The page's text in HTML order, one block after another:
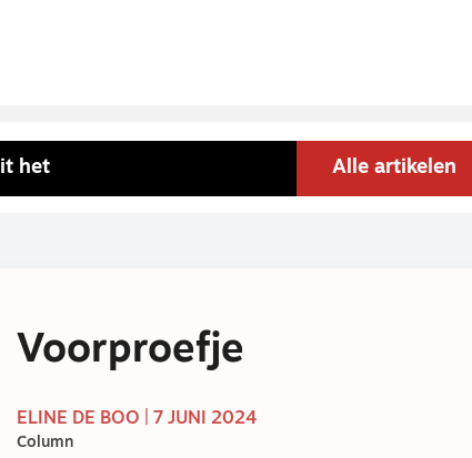
het Alle artikelen
Voorproefje
ELINE DE BOO | 7 JUNI 2024
Column